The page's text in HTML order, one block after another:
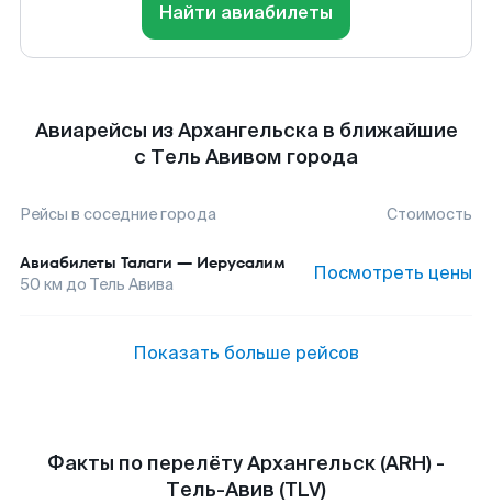
Найти авиабилеты
Авиарейсы из Архангельска в ближайшие
с Тель Авивом города
Рейсы в соседние города Стоимость
Авиабилеты Талаги — Иерусалим
50 км до Тель Авива Посмотреть цены
Показать больше рейсов
Факты по перелёту Архангельск (ARH) -
Тель-Авив (TLV)